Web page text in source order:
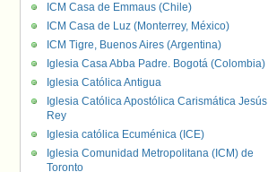
ICM Casa de Emmaus (Chile)
ICM Casa de Luz (Monterrey, México)
ICM Tigre, Buenos Aires (Argentina)
Iglesia Casa Abba Padre. Bogotá (Colombia)
Iglesia Católica Antigua
Iglesia Católica Apostólica Carismática Jesús
Rey
Iglesia católica Ecuménica (ICE)
Iglesia Comunidad Metropolitana (ICM) de
Toronto